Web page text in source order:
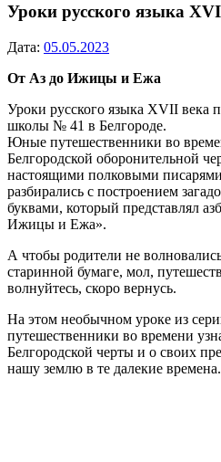
Уроки русского языка
Дата: 05.05.2023
От Аз до Ижицы и Ежа
Уроки русского языка XVII века
школы № 41 в Белгороде.
Юные путешественники во
Белгородской оборонительной
настоящими полковыми
разбирались с построением
буквами, который представлял
Ижицы и Ежа».
А чтобы родители не
старинной бумаге, мол,
волнуйтесь, скоро вернусь.
На этом необычном уроке из
путешественники во времени
Белгородской черты и о своих
нашу землю в те далекие времена.